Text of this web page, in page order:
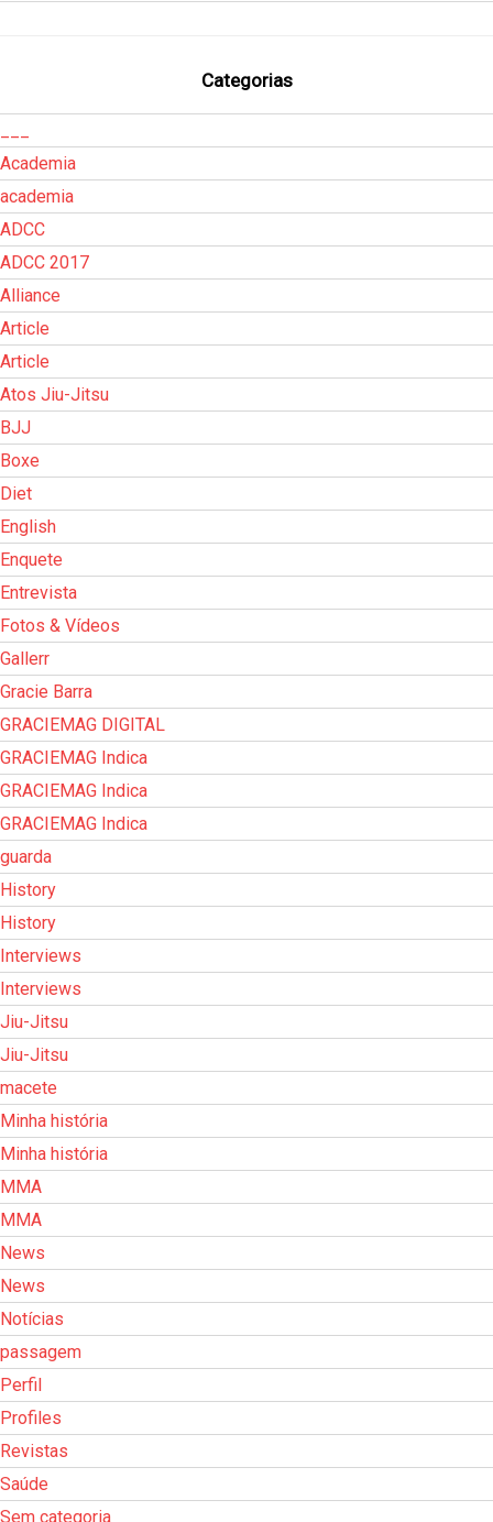
Categorias
Academia
academia
ADCC
ADCC 2017
Alliance
Article
Article
Atos Jiu-Jitsu
BJJ
Boxe
Diet
English
Enquete
Entrevista
Fotos & Vídeos
Gallerr
Gracie Barra
GRACIEMAG DIGITAL
GRACIEMAG Indica
GRACIEMAG Indica
GRACIEMAG Indica
guarda
History
History
Interviews
Interviews
Jiu-Jitsu
Jiu-Jitsu
macete
Minha história
Minha história
MMA
MMA
News
News
Notícias
passagem
Perfil
Profiles
Revistas
Saúde
Sem categoria